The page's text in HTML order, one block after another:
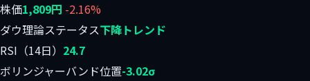
株価1,809円 -2.16%
ダウ理論ステータス下降トレンド
RSI（14日） 24.7
ボリンジャーバンド位置-3.02σ